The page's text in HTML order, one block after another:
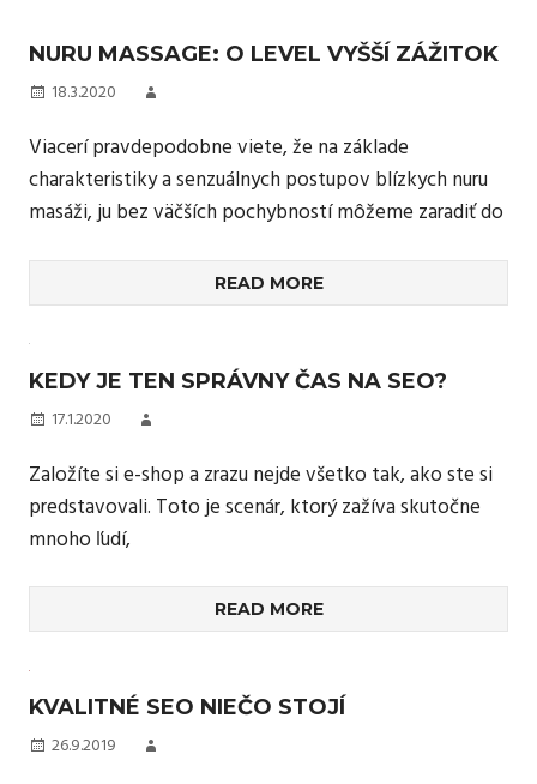
NURU MASSAGE: O LEVEL VYŠŠÍ ZÁŽITOK
18.3.2020
Viacerí pravdepodobne viete, že na základe
charakteristiky a senzuálnych postupov blízkych nuru
masáži, ju bez väčších pochybností môžeme zaradiť do
READ MORE
KEDY JE TEN SPRÁVNY ČAS NA SEO?
17.1.2020
Založíte si e-shop a zrazu nejde všetko tak, ako ste si
predstavovali. Toto je scenár, ktorý zažíva skutočne
mnoho ľudí,
READ MORE
KVALITNÉ SEO NIEČO STOJÍ
26.9.2019